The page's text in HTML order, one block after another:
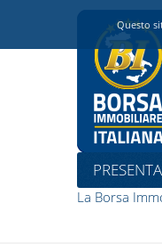
La Borsa
Questo